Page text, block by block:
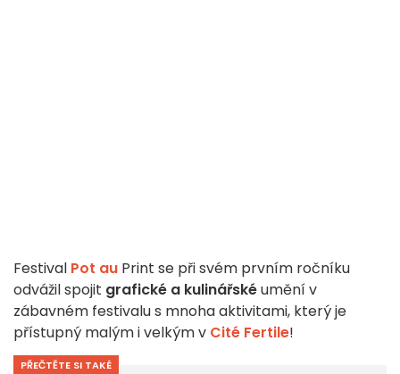
Festival Pot au Print se při svém prvním ročníku
odvážil spojit grafické a kulinářskéumění v
zábavném festivalu s mnoha aktivitami, který je
přístupný malým i velkým v Cité Fertile!
PŘEČTĚTE SI TAKÉ